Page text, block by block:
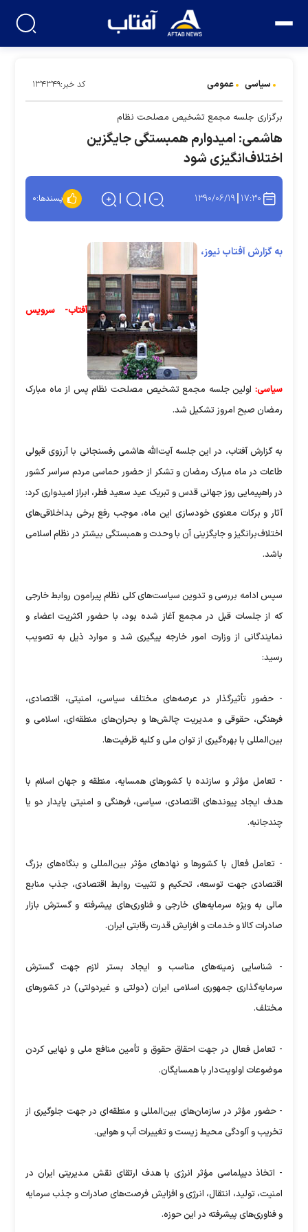
سیاسی عمومی کد خبر:۱۳۴۳۴۹
برگزاری جلسه مجمع تشخیص مصلحت نظام
هاشمی: امیدوارم همبستگی جایگزین
اختلاف‌انگیزی شود
۱۷:۳۰ ۱۳۹۰/۰۶/۱۹ پسندها:۰
به گزارش آفتاب نیوز،
آفتاب- سرویس
سیاسی: اولین جلسه مجمع تشخیص مصلحت نظام پس از ماه مبارک
رمضان صبح امروز تشکیل شد.
به گزارش آفتاب، در این جلسه آیت‌الله هاشمی رفسنجانی با آرزوی قبولی
طاعات در ماه مبارک رمضان و تشکر از حضور حماسی مردم سراسر کشور
در راهپیمایی روز جهانی قدس و تبریک عید سعید فطر، ابراز امیدواری کرد:
آثار و برکات معنوی خودسازی این ماه، موجب رفع برخی بداخلاقی‌های
اختلاف‌برانگیز و جایگزینی آن با وحدت و همبستگی بیشتر در نظام اسلامی
باشد.
سپس ادامه بررسی و تدوین سیاست‌های کلی نظام پیرامون روابط خارجی
که از جلسات قبل در مجمع آغاز شده بود، با حضور اکثریت اعضاء و
نمایندگانی از وزارت امور خارجه پیگیری شد و موارد ذیل به تصویب
رسید:
- حضور تأثیرگذار در عرصه‌های مختلف سیاسی، امنیتی، اقتصادی،
فرهنگی، حقوقی و مدیریت چالش‌ها و بحران‌های منطقه‌ای، اسلامی و
بین‌المللی با بهره‌گیری از توان ملی و کلیه ظرفیت‌ها.
- تعامل مؤثر و سازنده با کشورهای همسایه، منطقه و جهان اسلام با
هدف ایجاد پیوندهای اقتصادی، سیاسی، فرهنگی و امنیتی پایدار دو یا
چندجانبه.
- تعامل فعال با کشورها و نهادهای مؤثر بین‌المللی و بنگاه‌های بزرگ
اقتصادی جهت توسعه، تحکیم و تثبیت روابط اقتصادی، جذب منابع
مالی به ویژه سرمایه‌های خارجی و فناوری‌های پیشرفته و گسترش بازار
صادرات کالا و خدمات و افزایش قدرت رقابتی ایران.
- شناسایی زمینه‌های مناسب و ایجاد بستر لازم جهت گسترش
سرمایه‌گذاری جمهوری اسلامی ایران (دولتی و غیردولتی) در کشورهای
مختلف.
- تعامل فعال در جهت احقاق حقوق و تأمین منافع ملی و نهایی کردن
موضوعات اولویت‌دار با همسایگان.
- حضور مؤثر در سازمان‌های بین‌المللی و منطقه‌ای در جهت جلوگیری از
تخریب و آلودگی محیط زیست و تغییرات آب و هوایی.
- اتخاذ دیپلماسی مؤثر انرژی با هدف ارتقای نقش مدیریتی ایران در
امنیت، تولید، انتقال، انرژی و افزایش فرصت‌های صادرات و جذب سرمایه
و فناوری‌های پیشرفته در این حوزه.